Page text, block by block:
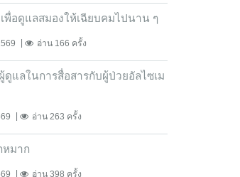
พื่อดูแลสมองให้เฉียบคมไปนาน ๆ
อ่าน 166 ครั้ง
ดูแลในการสื่อสารกับผู้ป่วยอัลไซเม
อ่าน 263 ครั้ง
หมาก
อ่าน 398 ครั้ง